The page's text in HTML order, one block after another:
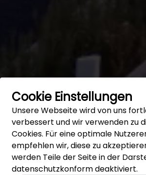
Cookie Einstellungen
Unsere Webseite wird von uns
verbessert und wir verwenden zu
Cookies. Für eine optimale
empfehlen wir, diese zu
werden Teile der Seite in der
datenschutzkonform deaktiviert.